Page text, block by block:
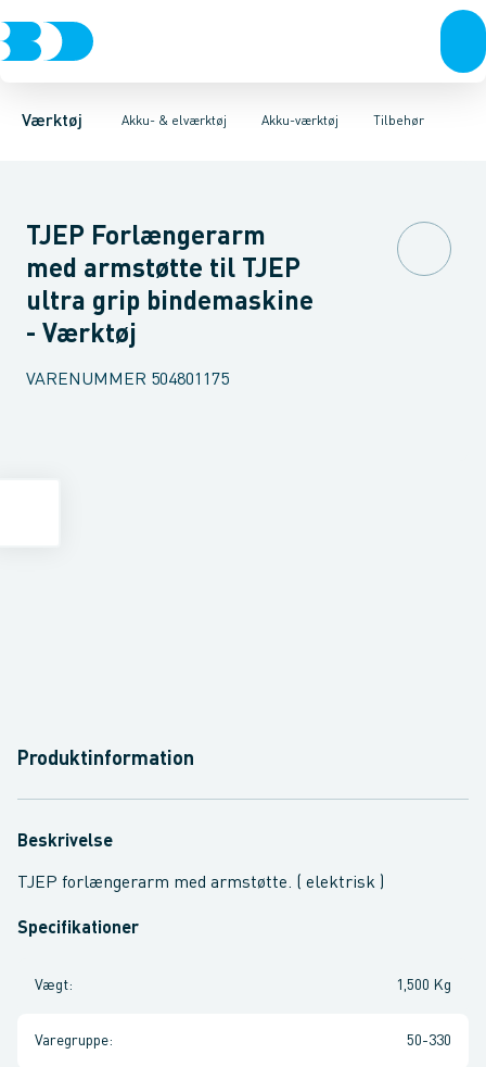
Værktøj Akku- & elværktøj
Akku- & elværktøj Håndværktøj Rørværktøj Bits & toppe
Akku-værktøj
Akku-værktøjElværktøjDiamantværktøjAffugtere &
Tilbehør
Bore/skruemaskinerSlagbore maskinerSlagskruetrækkere
TJEP Forlængerarm
med armstøtte til TJEP
ultra grip bindemaskine
- Værktøj
VARENUMMER 504801175
Produktinformation
Beskrivelse
TJEP forlængerarm med armstøtte. ( elektrisk )
Specifikationer
Vægt: 1,500 Kg
Varegruppe: 50-330